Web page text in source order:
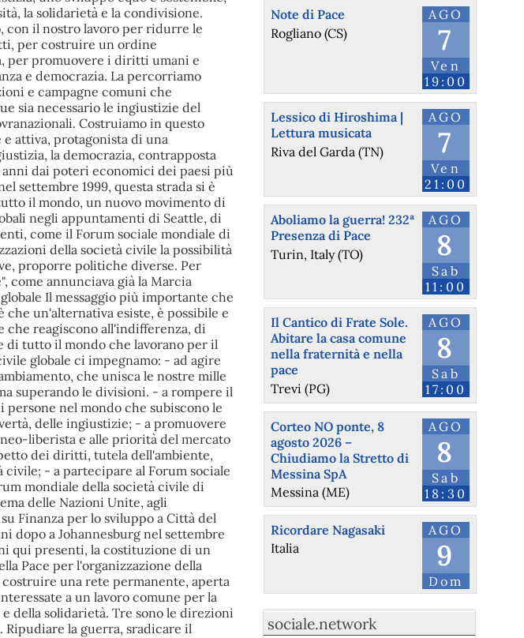
AGO
7
Ven
19:00
Note di Pace
Rogliano (CS)
AGO
7
Ven
21:00
Lessico di Hiroshima |
Lettura musicata
Riva del Garda (TN)
AGO
8
Sab
11:00
Aboliamo la guerra! 232ª
Presenza di Pace
Turin, Italy (TO)
AGO
8
Sab
17:00
Il Cantico di Frate Sole.
Abitare la casa comune
nella fraternità e nella
pace
Trevi (PG)
AGO
8
Sab
18:30
Corteo NO ponte, 8
agosto 2026 –
Chiudiamo la Stretto di
Messina SpA
Messina (ME)
AGO
9
Dom
Ricordare Nagasaki
Italia
sociale.network